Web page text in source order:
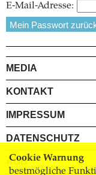
Cookie Warnung
bestmögliche
E-Mail-Adresse:
MEDIA
KONTAKT
IMPRESSUM
DATENSCHUTZ
AGB